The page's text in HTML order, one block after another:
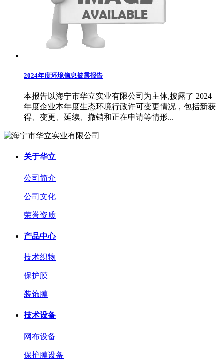
2024年度环境信息披露报告
本报告以海宁市华立实业有限公司为主体,披露了 2024
年度企业本年度生态环境行政许可变更情况，包括新获
得、变更、延续、撤销和正在申请等情形...
关于华立
公司简介
公司文化
荣誉资质
产品中心
技术织物
保护膜
装饰膜
技术设备
网布设备
保护膜设备